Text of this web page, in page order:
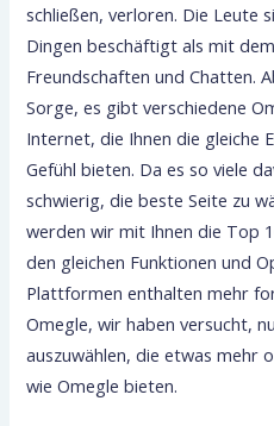
schließen, verloren. Die Leute
Dingen beschäftigt als mit
Freundschaften und Chatten.
Sorge, es gibt verschiedene
Internet, die Ihnen die gleiche
Gefühl bieten. Da es so viele
schwierig, die beste Seite zu
werden wir mit Ihnen die Top
den gleichen Funktionen und
Plattformen enthalten mehr
Omegle, wir haben versucht,
auszuwählen, die etwas mehr
wie Omegle bieten.